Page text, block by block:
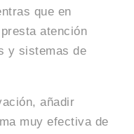
que en
atención
y sistemas de
añadir
muy efectiva de